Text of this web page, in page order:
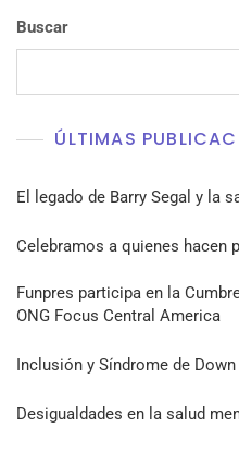
Buscar
ÚLTIMAS
El legado de Barry Segal y la
Celebramos a quienes hacen
Funpres participa en la
ONG Focus Central America
Inclusión y Síndrome de Down
Desigualdades en la salud